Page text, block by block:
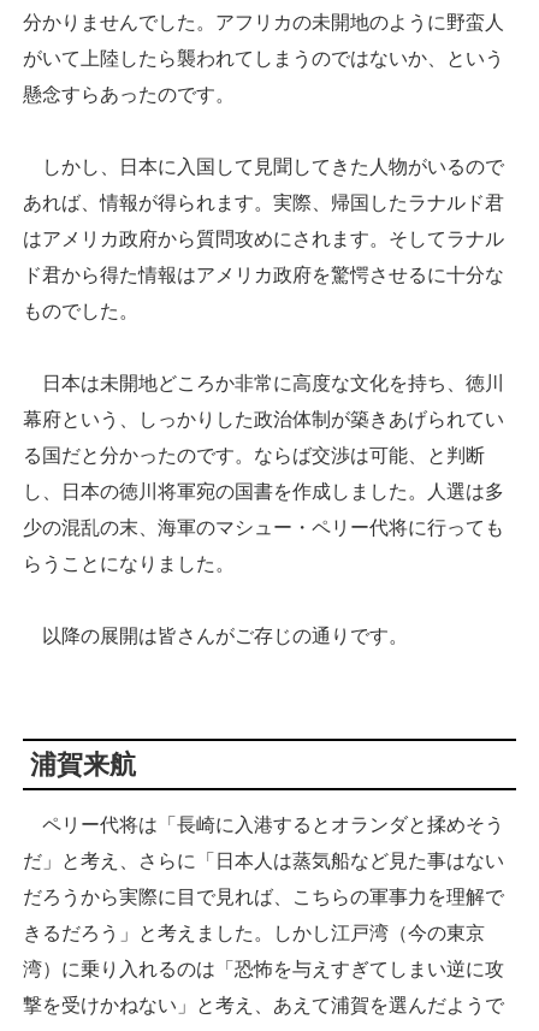
分かりませんでした。アフリカの未開地のように野蛮人
がいて上陸したら襲われてしまうのではないか、という
懸念すらあったのです。
しかし、日本に入国して見聞してきた人物がいるので
あれば、情報が得られます。実際、帰国したラナルド君
はアメリカ政府から質問攻めにされます。そしてラナル
ド君から得た情報はアメリカ政府を驚愕させるに十分な
ものでした。
日本は未開地どころか非常に高度な文化を持ち、徳川
幕府という、しっかりした政治体制が築きあげられてい
る国だと分かったのです。ならば交渉は可能、と判断
し、日本の徳川将軍宛の国書を作成しました。人選は多
少の混乱の末、海軍のマシュー・ペリー代将に行っても
らうことになりました。
以降の展開は皆さんがご存じの通りです。
浦賀来航
ペリー代将は「長崎に入港するとオランダと揉めそう
だ」と考え、さらに「日本人は蒸気船など見た事はない
だろうから実際に目で見れば、こちらの軍事力を理解で
きるだろう」と考えました。しかし江戸湾（今の東京
湾）に乗り入れるのは「恐怖を与えすぎてしまい逆に攻
撃を受けかねない」と考え、あえて浦賀を選んだようで